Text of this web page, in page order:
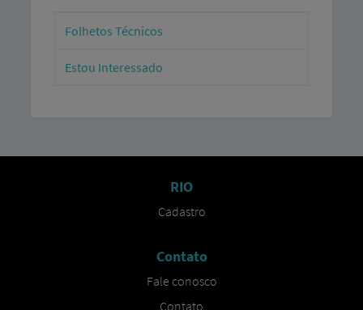
Folhetos Técnicos
Estou Interessado
RIO
Cadastro​
Contato
Fale conosco​
Contato